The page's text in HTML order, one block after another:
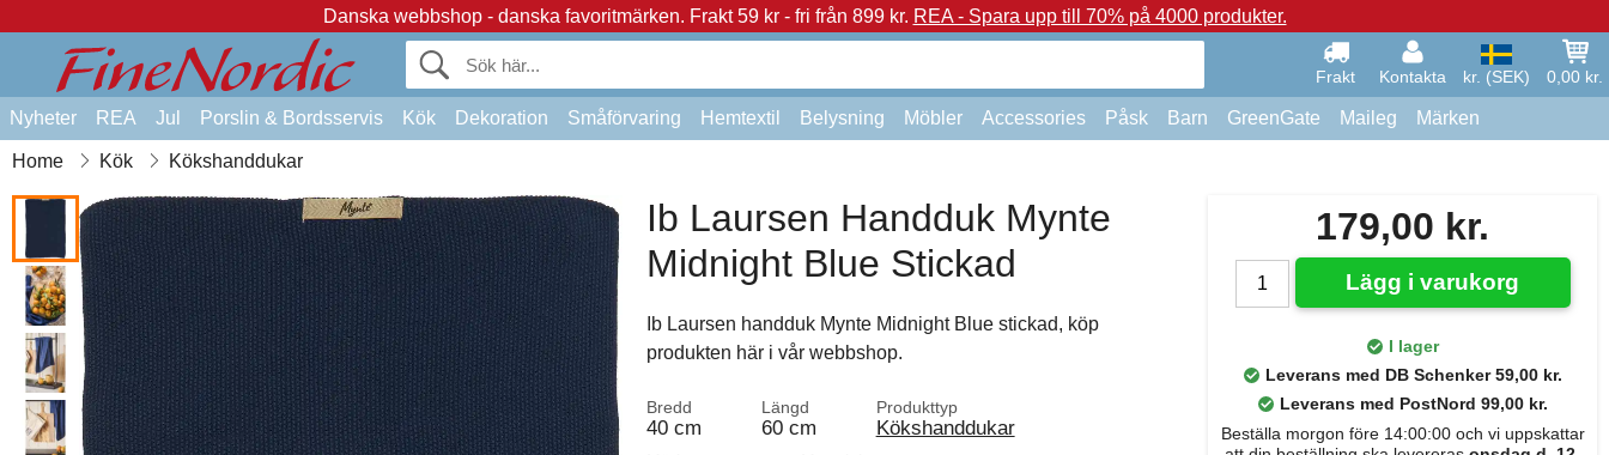
Danska webbshop - danska favoritmärken. Frakt 59 kr - fri från 899 kr. REA - Spara upp till 70% på 4000 produkter.
Frakt Kontakta kr. (SEK) 0,00 kr.
Nyheter REA Jul Porslin & Bordsservis Kök Dekoration Småförvaring Hemtextil Belysning Möbler Accessories Påsk Barn GreenGate Maileg Märken
Home Kök Kökshanddukar
179,00 kr.
Lägg i varukorg
I lager
Leverans med DB Schenker 59,00 kr.
Leverans med PostNord 99,00 kr.
Beställa morgon före 14:00:00 och vi uppskattar
Ib Laursen Handduk Mynte
Midnight Blue Stickad
Ib Laursen handduk Mynte Midnight Blue stickad, köp
produkten här i vår webbshop.
Bredd
40 cm
Längd
60 cm
Produkttyp
Kökshanddukar